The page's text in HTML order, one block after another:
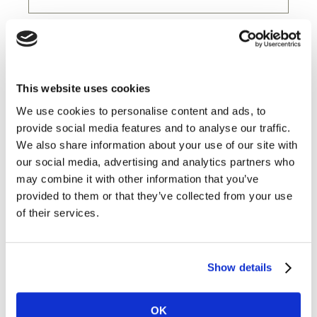
This website uses cookies
We use cookies to personalise content and ads, to
provide social media features and to analyse our traffic.
We also share information about your use of our site with
our social media, advertising and analytics partners who
may combine it with other information that you’ve
provided to them or that they’ve collected from your use
of their services.
Show details
OK
Settore
Anzianità
Vorrei ricevere comunicazioni di marketing da Kantar.
privacy di Kantar.
Inviando questo form accetti di essere contattato da